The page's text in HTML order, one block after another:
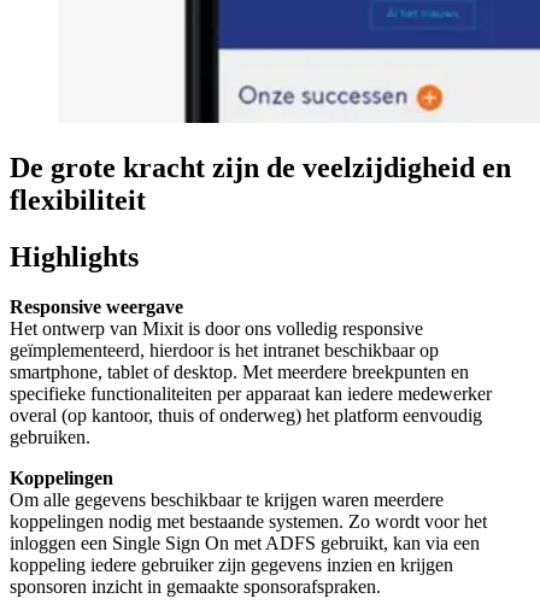
De grote kracht zijn de veelzijdigheid en
flexibiliteit
Highlights
Responsive weergave
Het ontwerp van Mixit is door ons volledig responsive
geïmplementeerd, hierdoor is het intranet beschikbaar op
smartphone, tablet of desktop. Met meerdere breekpunten en
specifieke functionaliteiten per apparaat kan iedere medewerker
overal (op kantoor, thuis of onderweg) het platform eenvoudig
gebruiken.
Koppelingen
Om alle gegevens beschikbaar te krijgen waren meerdere
koppelingen nodig met bestaande systemen. Zo wordt voor het
inloggen een Single Sign On met ADFS gebruikt, kan via een
koppeling iedere gebruiker zijn gegevens inzien en krijgen
sponsoren inzicht in gemaakte sponsorafspraken.